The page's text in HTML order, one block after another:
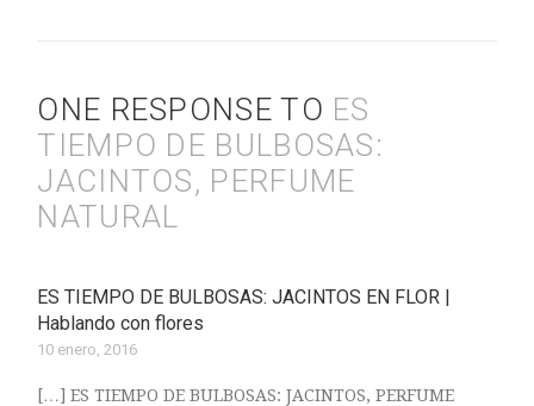
ONE RESPONSE TO ES
TIEMPO DE BULBOSAS:
JACINTOS, PERFUME
NATURAL
ES TIEMPO DE BULBOSAS: JACINTOS EN FLOR |
Hablando con flores
10 enero, 2016
[…] ES TIEMPO DE BULBOSAS: JACINTOS, PERFUME